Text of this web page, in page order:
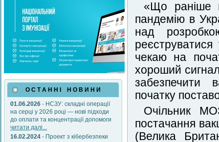
О С Т А Н Н І Н О В И Н И
01.06.2026 - НСЗУ: складні операції
на серці у 2026 році — нові підходи
до оплати та концентрації допомоги
читати далі...
16.02.2024 - Проект з кібербезпеки
«Що раніше
пандемію в
над
чекаю на
хороший
забезпечити
початку
Очільник
постачання
(Велика